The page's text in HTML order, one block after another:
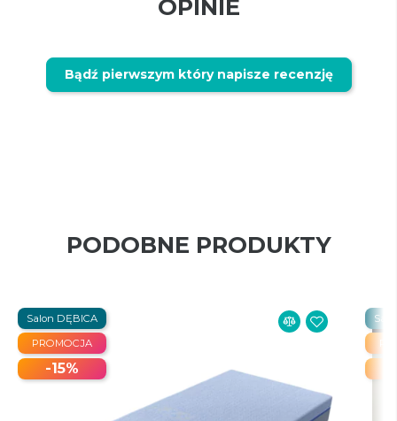
OPINIE
Bądź pierwszym który napisze recenzję
PODOBNE PRODUKTY
PROMOCJA
-15%
Salon DĘBICA